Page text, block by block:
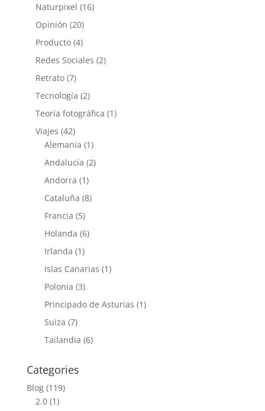
Naturpixel (16)
Opinión (20)
Producto(4)
Redes Sociales (2)
Retrato(7)
Tecnología (2)
Teoría fotográfica (1)
Viajes (42)
Alemania (1)
Andalucía (2)
Andorra (1)
Cataluña (8)
Francia (5)
Holanda (6)
Irlanda (1)
Islas Canarias (1)
Polonia (3)
Principado de Asturias (1)
Suiza (7)
Tailandia (6)
Categories
Blog(119)
2.0(1)